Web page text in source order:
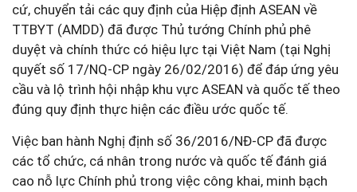
cứ, chuyển tải các quy định của Hiệp định ASEAN về
TTBYT (AMDD) đã được Thủ tướng Chính phủ phê
duyệt và chính thức có hiệu lực tại Việt Nam (tại Nghị
quyết số 17/NQ-CP ngày 26/02/2016) để đáp ứng yêu
cầu và lộ trình hội nhập khu vực ASEAN và quốc tế theo
đúng quy định thực hiện các điều ước quốc tế.
Việc ban hành Nghị định số 36/2016/NĐ-CP đã được
các tổ chức, cá nhân trong nước và quốc tế đánh giá
cao nỗ lực Chính phủ trong việc công khai, minh bạch